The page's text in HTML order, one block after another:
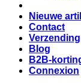
Nieuwe
Contact
Verzending
Blog
B2B-
Connexion